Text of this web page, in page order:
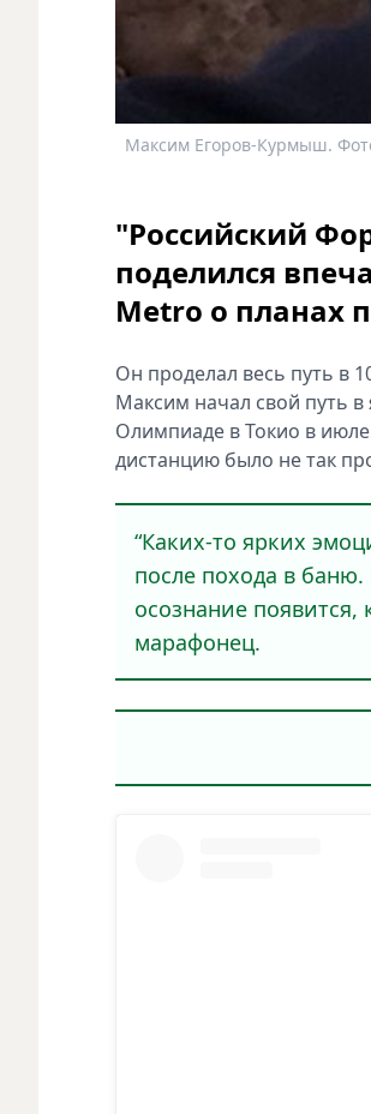
Максим Егоров-Курмыш.
"Российский
поделился
Metro о планах
Он проделал весь путь в
Максим начал свой путь
Олимпиаде в Токио в
дистанцию было не так
“Каких-то ярких
после похода в
осознание появится,
марафонец.